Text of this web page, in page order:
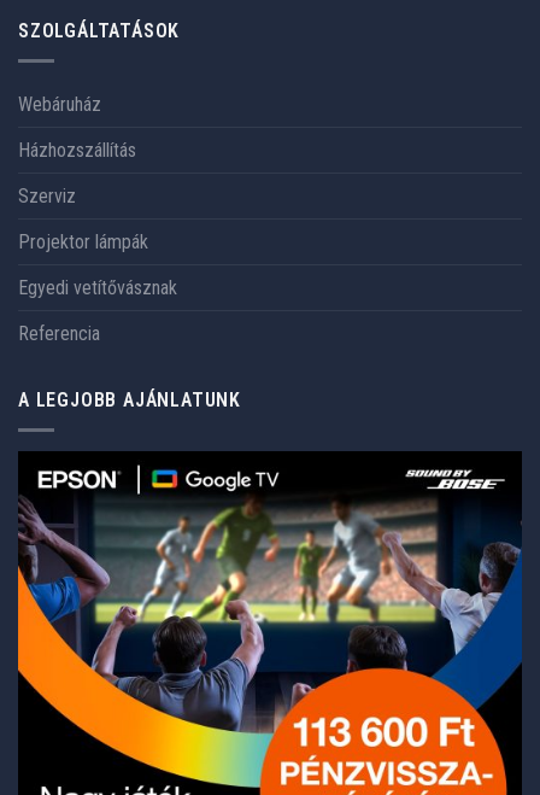
SZOLGÁLTATÁSOK
Webáruház
Házhozszállítás
Szerviz
Projektor lámpák
Egyedi vetítővásznak
Referencia
A LEGJOBB AJÁNLATUNK